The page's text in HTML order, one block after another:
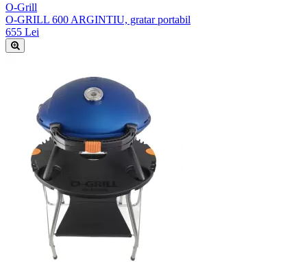
O-Grill
O-GRILL 600 ARGINTIU, gratar portabil
655 Lei